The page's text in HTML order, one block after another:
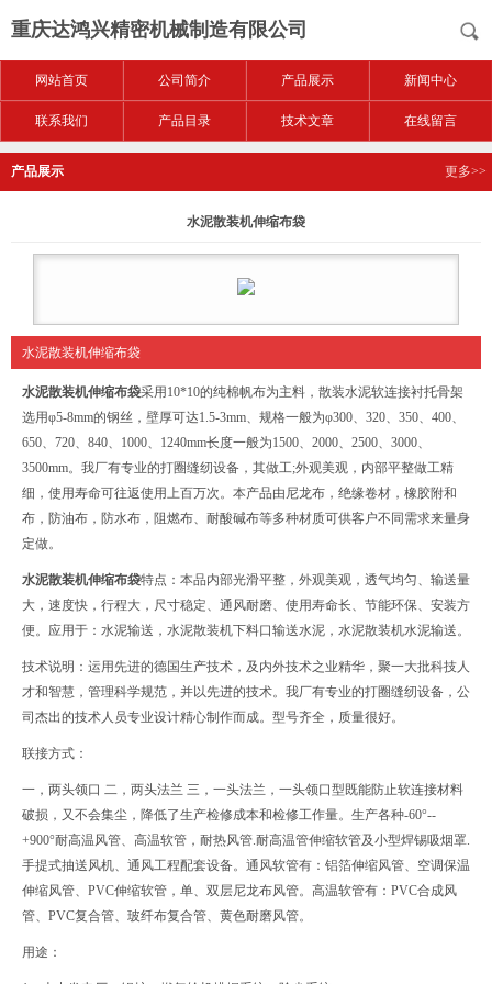
重庆达鸿兴精密机械制造有限公司
网站首页 公司简介 产品展示 新闻中心
联系我们 产品目录 技术文章 在线留言
产品展示 更多>>
水泥散装机伸缩布袋
水泥散装机伸缩布袋
水泥散装机伸缩布袋采用10*10的纯棉帆布为主料，散装水泥软连接衬托骨架
选用φ5-8mm的钢丝，壁厚可达1.5-3mm、规格一般为φ300、320、350、400、
650、720、840、1000、1240mm长度一般为1500、2000、2500、3000、
3500mm。我厂有专业的打圈缝纫设备，其做工;外观美观，内部平整做工精
细，使用寿命可往返使用上百万次。本产品由尼龙布，绝缘卷材，橡胶附和
布，防油布，防水布，阻燃布、耐酸碱布等多种材质可供客户不同需求来量身
定做。
水泥散装机伸缩布袋特点：本品内部光滑平整，外观美观，透气均匀、输送量
大，速度快，行程大，尺寸稳定、通风耐磨、使用寿命长、节能环保、安装方
便。应用于：水泥输送，水泥散装机下料口输送水泥，水泥散装机水泥输送。
技术说明：运用先进的德国生产技术，及内外技术之业精华，聚一大批科技人
才和智慧，管理科学规范，并以先进的技术。我厂有专业的打圈缝纫设备，公
司杰出的技术人员专业设计精心制作而成。型号齐全，质量很好。
联接方式：
一，两头领口 二，两头法兰 三，一头法兰，一头领口型既能防止软连接材料
破损，又不会集尘，降低了生产检修成本和检修工作量。生产各种-60°--
+900°耐高温风管、高温软管，耐热风管.耐高温管伸缩软管及小型焊锡吸烟罩.
手提式抽送风机、通风工程配套设备。通风软管有：铝箔伸缩风管、空调保温
伸缩风管、PVC伸缩软管，单、双层尼龙布风管。高温软管有：PVC合成风
管、PVC复合管、玻纤布复合管、黄色耐磨风管。
用途：